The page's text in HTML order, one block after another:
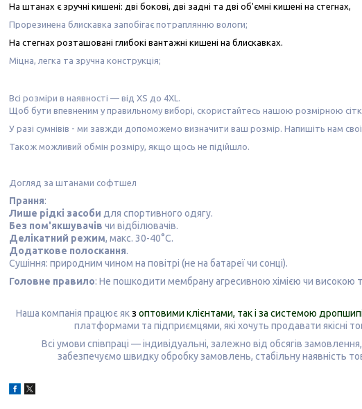
На штанах є зручні кишені: дві бокові, дві задні та дві об'ємні кишені на стегнах,
Прорезинена блискавка запобігає потраплянню вологи;
На стегнах розташовані глибокі вантажні кишені на блискавках.
Міцна, легка та зручна конструкція;
Всі розміри в наявності — від XS до 4XL.
Щоб бути впевненим у правильному виборі, скористайтесь нашою розмірною
У разі сумнівів - ми завжди допоможемо визначити ваш розмір. Напишіть нам
Також можливий обмін розміру, якщо щось не підійшло.
Догляд за штанами софтшел
Прання:
Лише рідкі засоби для спортивного одягу.
Без пом'якшувачів чи відбілювачів.
Делікатний режим, макс. 30-40°C.
Додаткове полоскання.
Сушіння: природним чином на повітрі (не на батареї чи сонці).
Головне правило: Не пошкодити мембрану агресивною хімією чи високою
Наша компанія працює якз оптовими клієнтами, так і за системою
платформами та підприємцями, які хочуть продавати якісні
Всі умови співпраці — індивідуальні, залежно від обсягів
забезпечуємо швидку обробку замовлень, стабільну наявність